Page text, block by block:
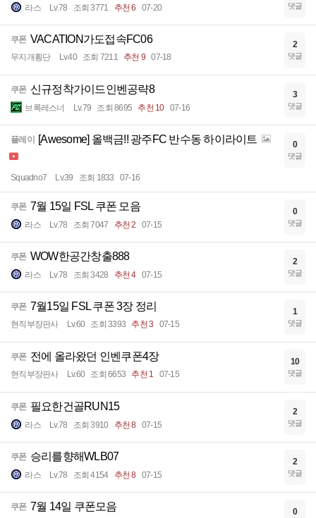
라스 Lv.78 조회 3771 추천 6 07-20 댓글
쿠폰 VACATION가도접속FC06
무지개횡단 Lv.40 조회 7211 추천 9 07-18
2
댓글
쿠폰 신규정착가이드인벤공략8
브록레스너 Lv.79 조회 8695 추천 10 07-16
3
댓글
플레이 [Awesome] 올백금!! 광주FC 반수동 하이라이트
Squadno7 Lv.39 조회 1833 07-16
0
댓글
쿠폰 7월 15일 FSL 쿠폰 모음
라스 Lv.78 조회 7047 추천 2 07-15
0
댓글
쿠폰 WOW한공간창출888
라스 Lv.78 조회 3428 추천 4 07-15
2
댓글
쿠폰 7월15일 FSL 쿠폰 3장 정리
현직부장판사 Lv.60 조회 3393 추천 3 07-15
1
댓글
쿠폰 전에 올라왔던 인벤쿠폰4장
현직부장판사 Lv.60 조회 6653 추천 1 07-15
10
댓글
쿠폰 필요한건골RUN15
라스 Lv.78 조회 3910 추천 8 07-15
2
댓글
쿠폰 승리를향해WLB07
라스 Lv.78 조회 4154 추천 8 07-15
2
댓글
쿠폰 7월 14일 쿠폰모음 0